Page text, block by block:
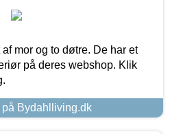
mor og to døtre. De har et
på deres webshop. Klik
Bydahlliving.dk